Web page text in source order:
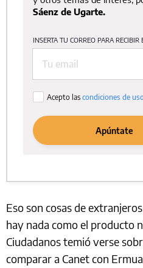
Eso son cosas de
hay nada como el producto
Ciudadanos temió verse
comparar a Canet con